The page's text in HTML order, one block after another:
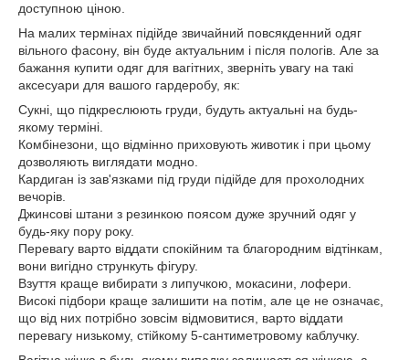
доступною ціною.
На малих термінах підійде звичайний повсякденний одяг
вільного фасону, він буде актуальним і після пологів. Але за
бажання купити одяг для вагітних, зверніть увагу на такі
аксесуари для вашого гардеробу, як:
Сукні, що підкреслюють груди, будуть актуальні на будь-
якому терміні.
Комбінезони, що відмінно приховують животик і при цьому
дозволяють виглядати модно.
Кардиган із зав'язками під груди підійде для прохолодних
вечорів.
Джинсові штани з резинкою поясом дуже зручний одяг у
будь-яку пору року.
Перевагу варто віддати спокійним та благородним відтінкам,
вони вигідно стрункуть фігуру.
Взуття краще вибирати з липучкою, мокасини, лофери.
Високі підбори краще залишити на потім, але це не означає,
що від них потрібно зовсім відмовитися, варто віддати
перевагу низькому, стійкому 5-сантиметровому каблучку.